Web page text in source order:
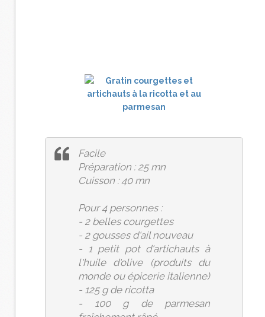
Facile
Préparation : 25 mn
Cuisson : 40 mn
Pour 4 personnes :
- 2 belles courgettes
- 2 gousses d'ail nouveau
- 1 petit pot d'artichauts à
l'huile d'olive (produits du
monde ou épicerie italienne)
- 125 g de ricotta
- 100 g de parmesan